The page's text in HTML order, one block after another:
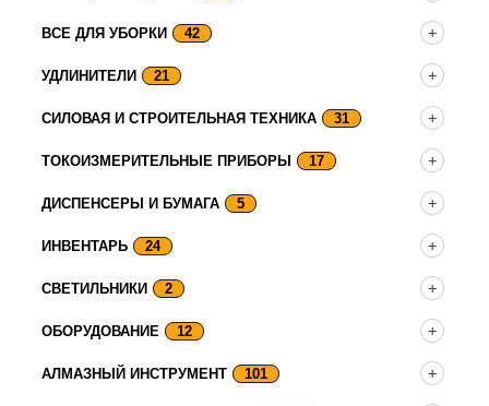
ВСЕ ДЛЯ УБОРКИ 42
УДЛИНИТЕЛИ 21
СИЛОВАЯ И СТРОИТЕЛЬНАЯ ТЕХНИКА 31
ТОКОИЗМЕРИТЕЛЬНЫЕ ПРИБОРЫ 17
ДИСПЕНСЕРЫ И БУМАГА 5
ИНВЕНТАРЬ 24
СВЕТИЛЬНИКИ 2
ОБОРУДОВАНИЕ 12
АЛМАЗНЫЙ ИНСТРУМЕНТ 101